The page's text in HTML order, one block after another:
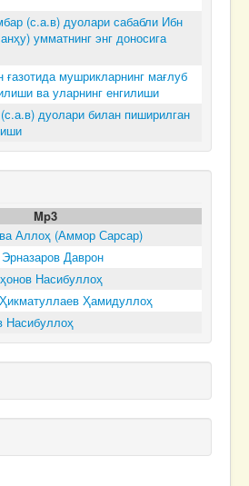
(с.а.в) дуолари сабабли Ибн
умматнинг энг доносига
мушрикларнинг мағлуб
ва уларнинг енгилиши
дуолари билан пиширилган
Mp3
Аллоҳ (Аммор Сарсар)
Даврон
Насибуллоҳ
Ҳамидуллоҳ
Насибуллоҳ